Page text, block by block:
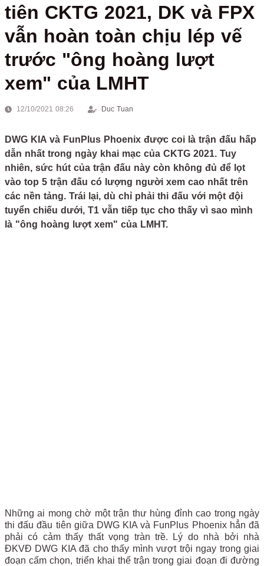
tiên CKTG 2021, DK và FPX
vẫn hoàn toàn chịu lép vế
trước "ông hoàng lượt
xem" của LMHT
12/10/2021 08:26 Duc Tuan
DWG KIA và FunPlus Phoenix được coi là trận đấu hấp
dẫn nhất trong ngày khai mạc của CKTG 2021. Tuy
nhiên, sức hút của trận đấu này còn không đủ để lọt
vào top 5 trận đấu có lượng người xem cao nhất trên
các nền tảng. Trái lại, dù chỉ phải thi đấu với một đội
tuyển chiếu dưới, T1 vẫn tiếp tục cho thấy vì sao mình
là "ông hoàng lượt xem" của LMHT.
Những ai mong chờ một trận thư hùng đỉnh cao trong ngày
thi đấu đầu tiên giữa DWG KIA và FunPlus Phoenix hẳn đã
phải có cảm thấy thất vọng tràn trề. Lý do nhà bởi nhà
ĐKVĐ DWG KIA đã cho thấy mình vượt trội ngay trong giai
đoạn cấm chọn, triển khai thế trận trong giai đoạn đi đường